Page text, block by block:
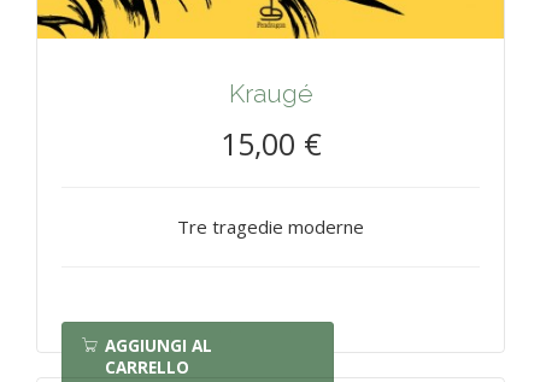
Kraugé
15,00 €
Tre tragedie moderne
AGGIUNGI AL
CARRELLO